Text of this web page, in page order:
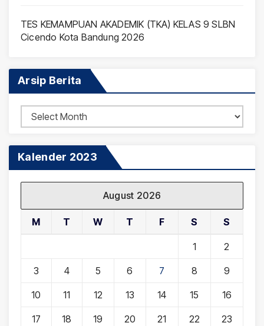
TES KEMAMPUAN AKADEMIK (TKA) KELAS 9 SLBN
Cicendo Kota Bandung 2026
Arsip Berita
Arsip
Berita
Kalender 2023
August 2026
M T W T F S S
1 2
3 4 5 6 7 8 9
10 11 12 13 14 15 16
17 18 19 20 21 22 23